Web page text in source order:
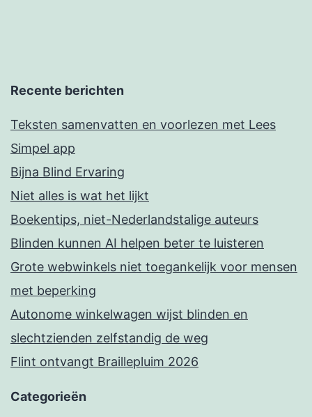
Recente berichten
Teksten samenvatten en voorlezen met Lees
Simpel app
Bijna Blind Ervaring
Niet alles is wat het lijkt
Boekentips, niet-Nederlandstalige auteurs
Blinden kunnen AI helpen beter te luisteren
Grote webwinkels niet toegankelijk voor mensen
met beperking
Autonome winkelwagen wijst blinden en
slechtzienden zelfstandig de weg
Flint ontvangt Braillepluim 2026
Categorieën